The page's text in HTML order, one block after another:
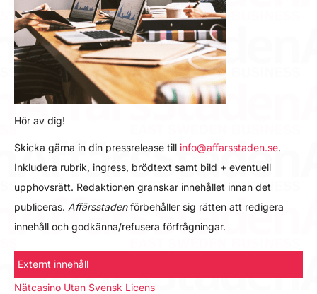
Hör av dig!
Skicka gärna in din pressrelease till info@affarsstaden.se.
Inkludera rubrik, ingress, brödtext samt bild + eventuell
upphovsrätt. Redaktionen granskar innehållet innan det
publiceras. Affärsstadenförbehåller sig rätten att redigera
innehåll och godkänna/refusera förfrågningar.
Externt innehåll
Nätcasino Utan Svensk Licens